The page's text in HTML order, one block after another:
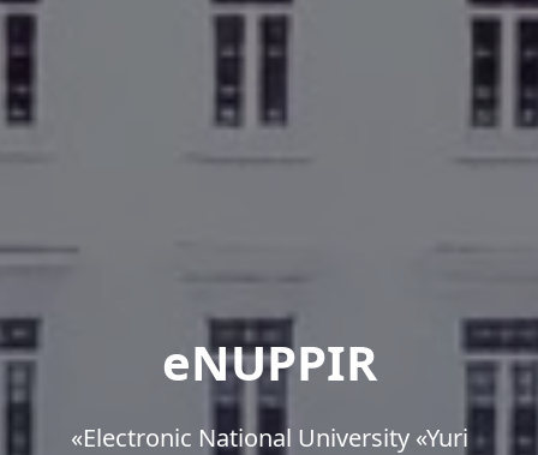
eNUPPIR
«Еlectronic National University «Yuri